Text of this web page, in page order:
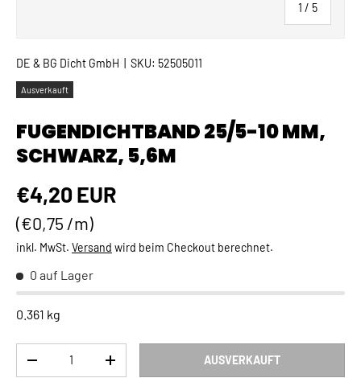
1 / von
5
DE & BG Dicht GmbH SKU: 52505011
Ausverkauft
FUGENDICHTBAND 25/5-10 MM,
SCHWARZ, 5,6M
Normaler Preis
€4,20 EUR
Grundpreis
€0,75 /m
inkl. MwSt. Versand wird beim Checkout berechnet.
0 auf Lager
0.361 kg
MENGE VERRINGERNMENGE ERHÖHEN AUSVERKAUFT